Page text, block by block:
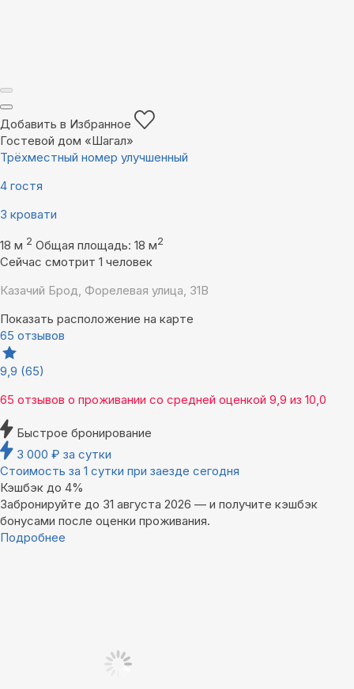
Добавить в Избранное
Гостевой дом «Шагал»
Трёхместный номер улучшенный
4 гостя
3 кровати
18 м 2 Общая площадь: 18 м2
Сейчас смотрит 1 человек
Казачий Брод, Форелевая улица, 31В
Показать расположение на карте
65 отзывов
9,9 (65)
65 отзывов о проживании со средней оценкой 9,9 из 10,0
Быстрое бронирование
3 000 ₽ за сутки
Стоимость за 1 сутки при заезде сегодня
Кэшбэк до 4%
Забронируйте до 31 августа 2026 — и получите кэшбэк
бонусами после оценки проживания.
Подробнее